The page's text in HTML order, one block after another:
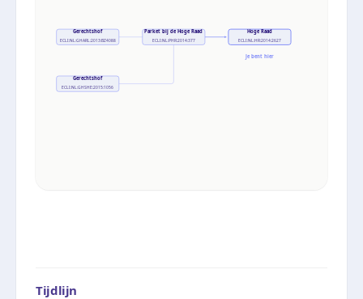
Gerechtshof
ECLI:NL:GHARL:2013:BZ4088
Gerechtshof
ECLI:NL:GHSHE:2015:1056
Parket bij de Hoge Raad
ECLI:NL:PHR:2014:377
Hoge Raad
ECLI:NL:HR:2014:2627
Je bent hier
Tijdlijn